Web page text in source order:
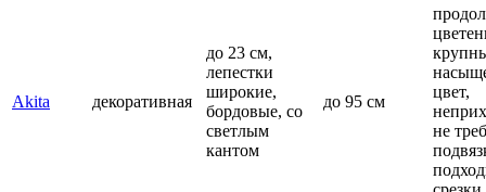
Akita декоративная
до 23 см,
лепестки
широкие,
бордовые, со
светлым
кантом
до 95 см
цвет,
не